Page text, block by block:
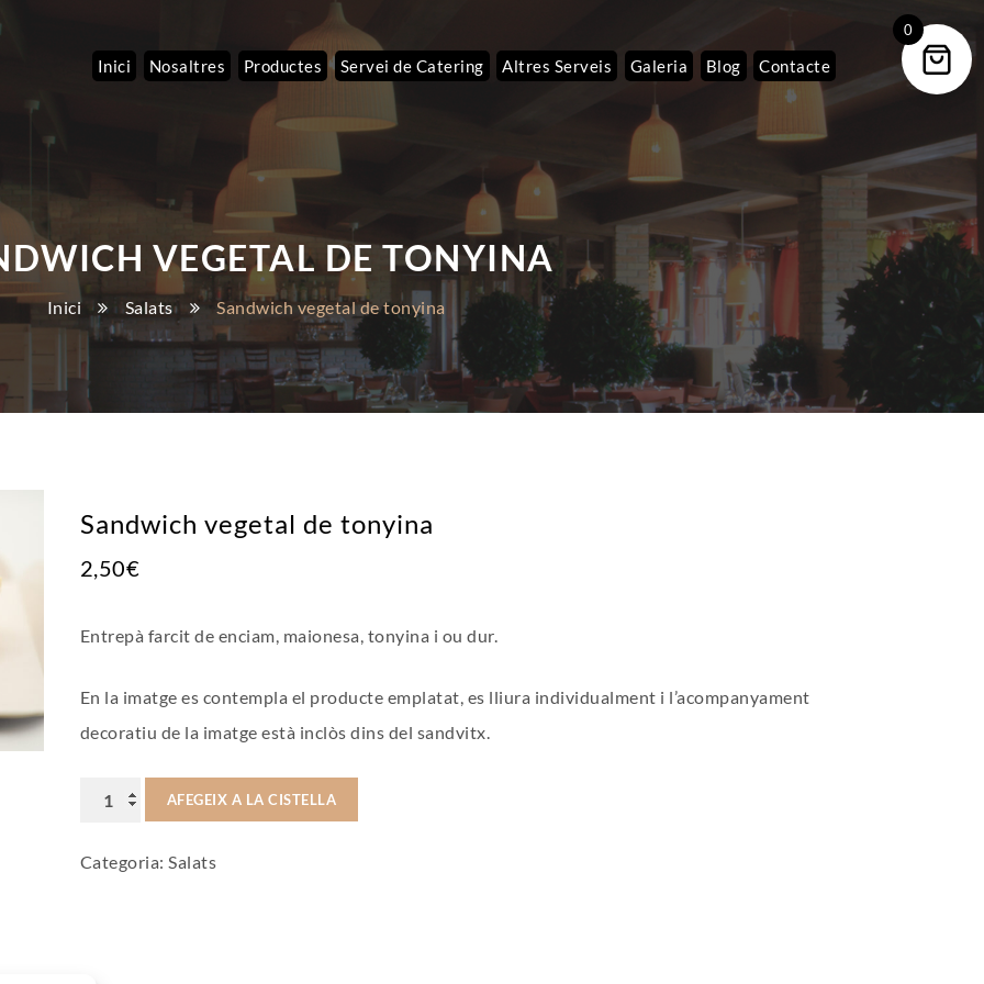
Inici Nosaltres Productes Servei de Catering Altres Serveis Galeria Blog Contacte
VEGETAL DE TONYINA
Inici Salats Sandwich vegetal de tonyina
Sandwich vegetal de tonyina
2,50€
Entrepà farcit de enciam, maionesa, tonyina i ou dur.
En la imatge es contempla el producte emplatat, es lliura individualment i l’acompanyament
decoratiu de la imatge està inclòs dins del sandvitx.
quantitat
Sandwich
AFEGEIX A LA CISTELLA
Categoria:Salats
0